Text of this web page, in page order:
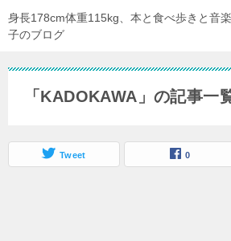
身長178cm体重115kg、本と食べ歩きと音
子のブログ
「KADOKAWA」の記事一
Tweet 0